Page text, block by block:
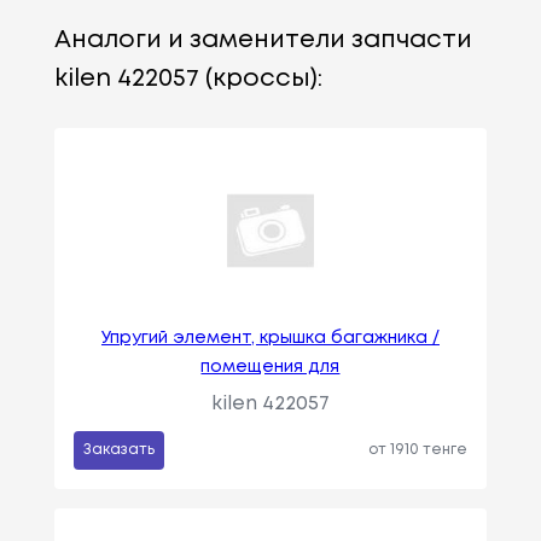
Аналоги и заменители запчасти
kilen 422057 (кроссы):
Упругий элемент, крышка багажника /
помещения для
kilen 422057
Заказать от 1910 тенге